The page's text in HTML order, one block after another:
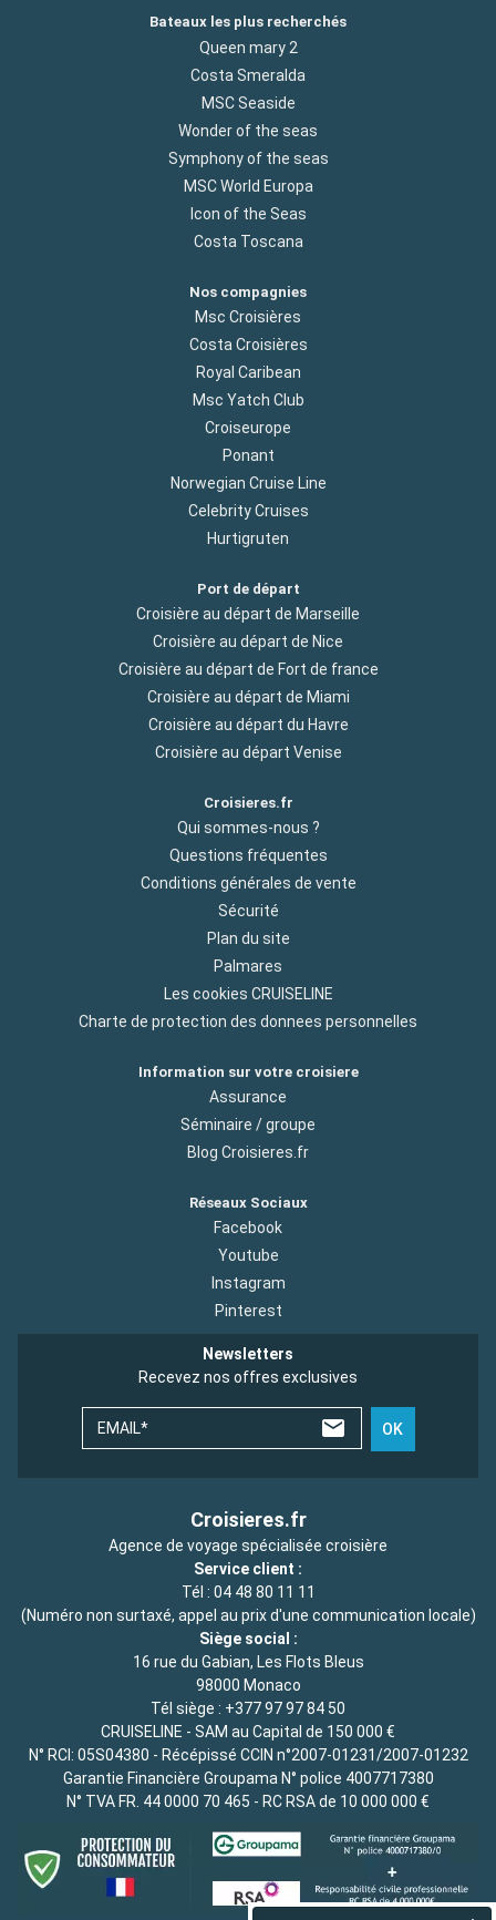
Bateaux les plus recherchés
Queen mary 2
Costa Smeralda
MSC Seaside
Wonder of the seas
Symphony of the seas
MSC World Europa
Icon of the Seas
Costa Toscana
Nos compagnies
Msc Croisières
Costa Croisières
Royal Caribean
Msc Yatch Club
Croiseurope
Ponant
Norwegian Cruise Line
Celebrity Cruises
Hurtigruten
Port de départ
Croisière au départ de Marseille
Croisière au départ de Nice
Croisière au départ de Fort de france
Croisière au départ de Miami
Croisière au départ du Havre
Croisière au départ Venise
Croisieres.fr
Qui sommes-nous ?
Questions fréquentes
Conditions générales de vente
Sécurité
Plan du site
Palmares
Les cookies CRUISELINE
Charte de protection des donnees personnelles
Information sur votre croisiere
Assurance
Séminaire / groupe
Blog Croisieres.fr
Réseaux Sociaux
Facebook
Youtube
Instagram
Pinterest
Newsletters
Recevez nos offres exclusives
EMAIL* OK
Croisieres.fr
Agence de voyage spécialisée croisière
Service client :
Tél : 04 48 80 11 11
(Numéro non surtaxé, appel au prix d'une communication locale)
Siège social :
16 rue du Gabian, Les Flots Bleus
98000 Monaco
Tél siège : +377 97 97 84 50
CRUISELINE - SAM au Capital de 150 000 €
N° RCI: 05S04380 - Récépissé CCIN n°2007-01231/2007-01232
Garantie Financière Groupama N° police 4007717380
N° TVA FR. 44 0000 70 465 - RC RSA de 10 000 000 €